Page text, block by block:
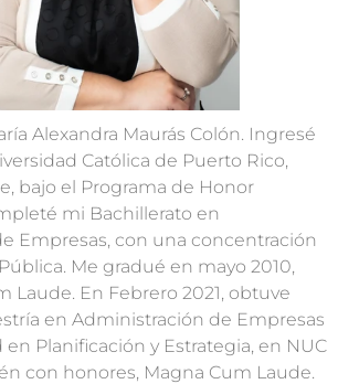
Alexandra Maurás Colón. Ingresé
Católica de Puerto Rico,
, bajo el Programa de Honor
mi Bachillerato en
Empresas, con una concentración
Me gradué en mayo 2010,
Laude. En Febrero 2021, obtuve
en Administración de Empresas
Planificación y Estrategia, en NUC
con honores, Magna Cum Laude.